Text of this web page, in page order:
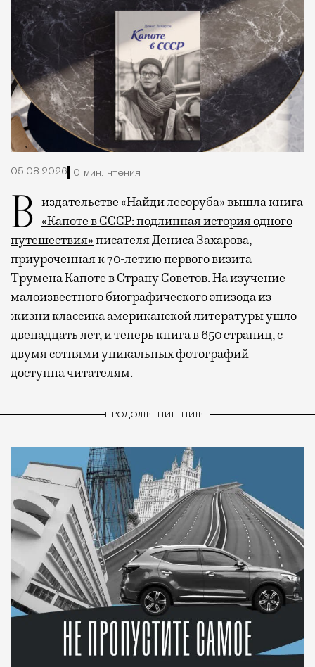
05.08.2026 10 мин. чтения
В издательстве «Найди лесоруба» вышла книга
«Капоте в СССР: подлинная история одного
путешествия»писателя Дениса Захарова,
приуроченная к 70-летию первого визита
Трумена Капоте в Страну Советов. На изучение
малоизвестного биографического эпизода из
жизни классика американской литературы ушло
двенадцать лет, и теперь книга в 650 страниц, с
двумя сотнями уникальных фотографий
доступна читателям.
ПРОДОЛЖЕНИЕ НИЖЕ